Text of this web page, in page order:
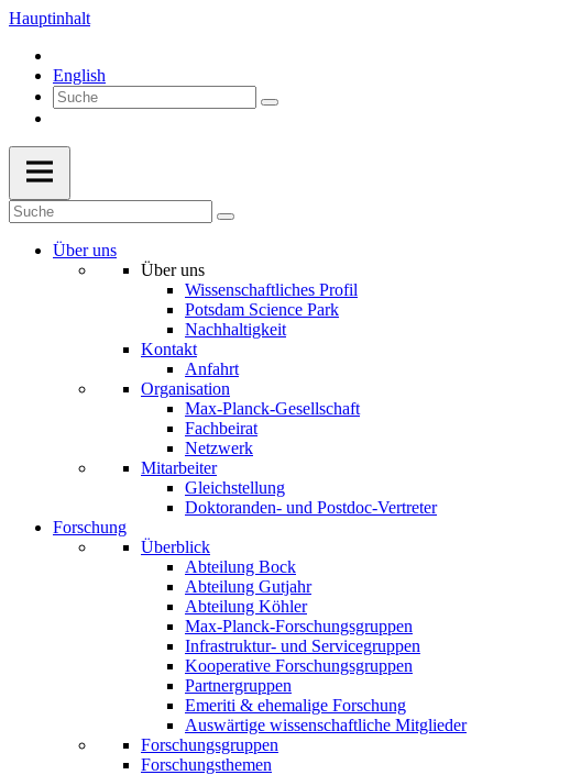
Hauptinhalt
English
Über uns
Über uns
Wissenschaftliches Profil
Potsdam Science Park
Nachhaltigkeit
Kontakt
Anfahrt
Organisation
Max-Planck-Gesellschaft
Fachbeirat
Netzwerk
Mitarbeiter
Gleichstellung
Doktoranden- und Postdoc-Vertreter
Forschung
Überblick
Abteilung Bock
Abteilung Gutjahr
Abteilung Köhler
Max-Planck-Forschungsgruppen
Infrastruktur- und Servicegruppen
Kooperative Forschungsgruppen
Partnergruppen
Emeriti & ehemalige Forschung
Auswärtige wissenschaftliche Mitglieder
Forschungsgruppen
Forschungsthemen